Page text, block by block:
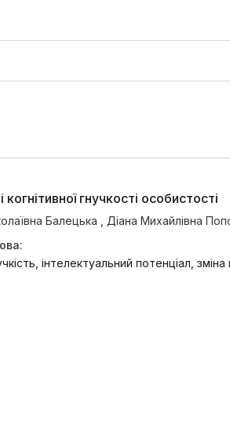
гнучкості особистості
Балецька
Діана Михайлівна
інтелектуальний потенціал,